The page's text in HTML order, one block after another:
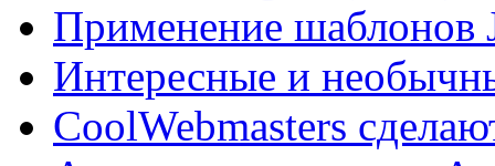
Применение шаблонов
Интересные и
CoolWebmasters